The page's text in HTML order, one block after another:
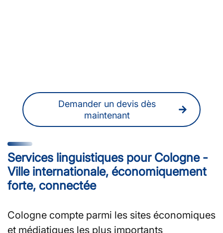
Demander un devis dès
maintenant
Services linguistiques pour Cologne -
Ville internationale, économiquement
forte, connectée
Cologne compte parmi les sites économiques
et médiatiques les plus importants